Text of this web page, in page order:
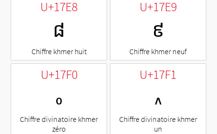
U+17E8
៨
Chiffre khmer huit
U+17E9
៩
Chiffre khmer neuf
U+17F0
៰
Chiffre divinatoire khmer
zéro
U+17F1
៱
Chiffre divinatoire khmer
un